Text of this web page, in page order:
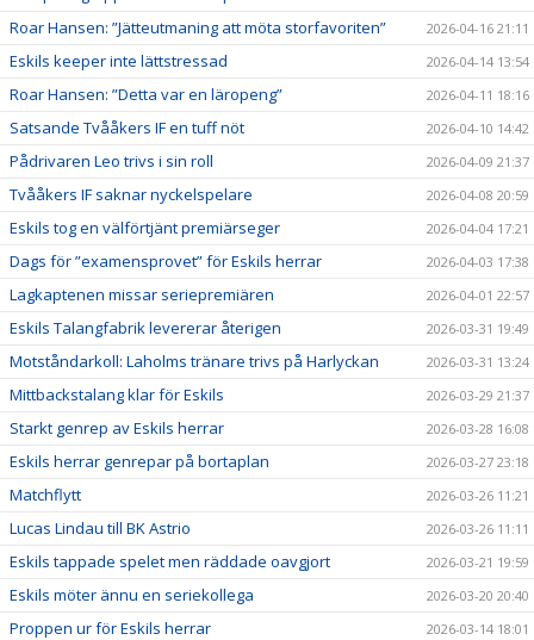
Roar Hansen: ”Jätteutmaning att möta storfavoriten” 2026-04-16 21:11
Eskils keeper inte lättstressad 2026-04-14 13:54
Roar Hansen: ”Detta var en läropeng” 2026-04-11 18:16
Satsande Tvååkers IF en tuff nöt 2026-04-10 14:42
Pådrivaren Leo trivs i sin roll 2026-04-09 21:37
Tvååkers IF saknar nyckelspelare 2026-04-08 20:59
Eskils tog en välförtjänt premiärseger 2026-04-04 17:21
Dags för ”examensprovet” för Eskils herrar 2026-04-03 17:38
Lagkaptenen missar seriepremiären 2026-04-01 22:57
Eskils Talangfabrik levererar återigen 2026-03-31 19:49
Motståndarkoll: Laholms tränare trivs på Harlyckan 2026-03-31 13:24
Mittbackstalang klar för Eskils 2026-03-29 21:37
Starkt genrep av Eskils herrar 2026-03-28 16:08
Eskils herrar genrepar på bortaplan 2026-03-27 23:18
Matchflytt 2026-03-26 11:21
Lucas Lindau till BK Astrio 2026-03-26 11:11
Eskils tappade spelet men räddade oavgjort 2026-03-21 19:59
Eskils möter ännu en seriekollega 2026-03-20 20:40
Proppen ur för Eskils herrar 2026-03-14 18:01